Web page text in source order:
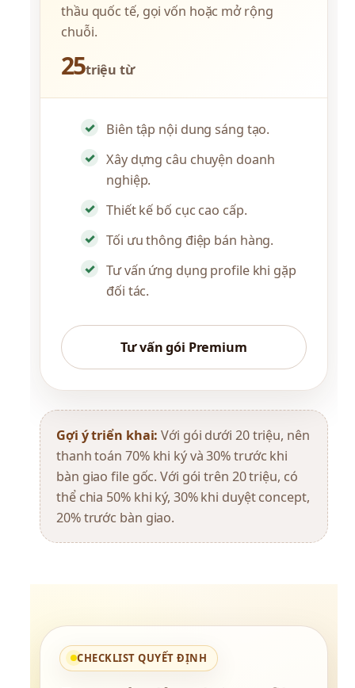
thầu quốc tế, gọi vốn hoặc mở rộng
chuỗi.
25triệu từ
Biên tập nội dung sáng tạo.
Xây dựng câu chuyện doanh
nghiệp.
Thiết kế bố cục cao cấp.
Tối ưu thông điệp bán hàng.
Tư vấn ứng dụng profile khi gặp
đối tác.
Tư vấn gói Premium
Gợi ý triển khai: Với gói dưới 20 triệu, nên
thanh toán 70% khi ký và 30% trước khi
bàn giao file gốc. Với gói trên 20 triệu, có
thể chia 50% khi ký, 30% khi duyệt concept,
20% trước bàn giao.
CHECKLIST QUYẾT ĐỊNH